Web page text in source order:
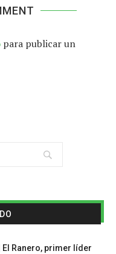
para publicar un
El Ranero, primer líder